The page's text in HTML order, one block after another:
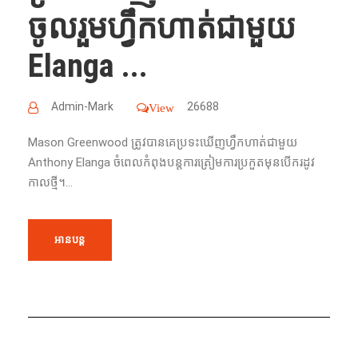
ចូលរួមហ្វឹកហាត់ជាមួយ
Elanga ...
Admin-Mark View 26688
Mason Greenwood ត្រូវបានគេប្រទះឃើញហ្វឹកហាត់ជាមួយ
Anthony Elanga ចំពេលកំពុងបន្តការត្រៀមការ​ប្រកួតមុន​បើករដូវ
កាលថ្មី។...
អានបន្ត